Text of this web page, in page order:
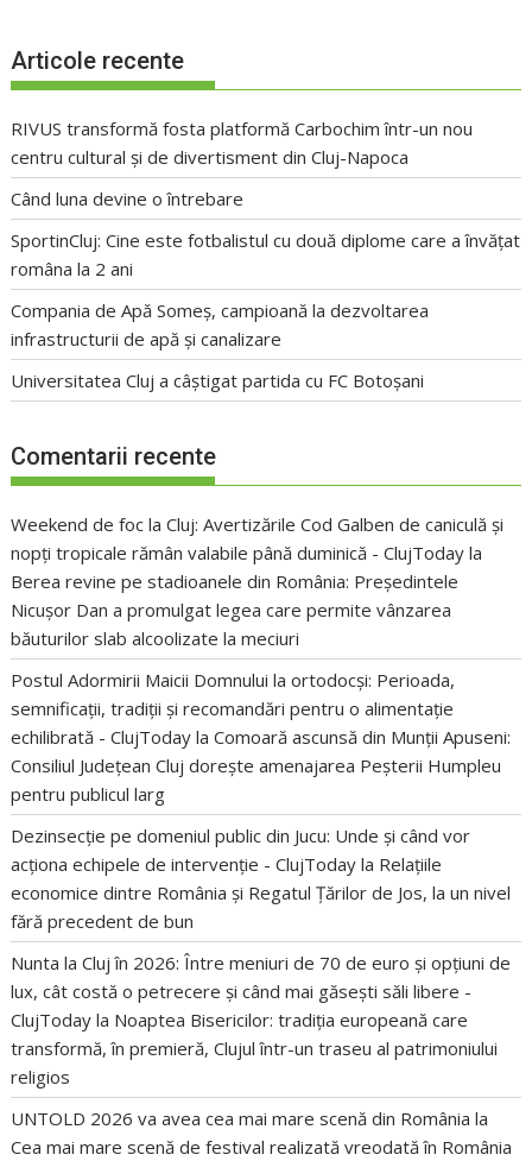
Articole recente
RIVUS transformă fosta platformă Carbochim într-un nou
centru cultural și de divertisment din Cluj-Napoca
Când luna devine o întrebare
SportinCluj: Cine este fotbalistul cu două diplome care a învățat
româna la 2 ani
Compania de Apă Someș, campioană la dezvoltarea
infrastructurii de apă și canalizare
Universitatea Cluj a câștigat partida cu FC Botoșani
Comentarii recente
Weekend de foc la Cluj: Avertizările Cod Galben de caniculă și
nopți tropicale rămân valabile până duminică - ClujToday la
Berea revine pe stadioanele din România: Președintele
Nicușor Dan a promulgat legea care permite vânzarea
băuturilor slab alcoolizate la meciuri
Postul Adormirii Maicii Domnului la ortodocși: Perioada,
semnificații, tradiții și recomandări pentru o alimentație
echilibrată - ClujToday laComoară ascunsă din Munții Apuseni:
Consiliul Județean Cluj dorește amenajarea Peșterii Humpleu
pentru publicul larg
Dezinsecție pe domeniul public din Jucu: Unde și când vor
acționa echipele de intervenție - ClujToday la Relațiile
economice dintre România și Regatul Țărilor de Jos, la un nivel
fără precedent de bun
Nunta la Cluj în 2026: Între meniuri de 70 de euro și opțiuni de
lux, cât costă o petrecere și când mai găsești săli libere -
ClujToday la Noaptea Bisericilor: tradiția europeană care
transformă, în premieră, Clujul într-un traseu al patrimoniului
religios
UNTOLD 2026 va avea cea mai mare scenă din România la
Cea mai mare scenă de festival realizată vreodată în România